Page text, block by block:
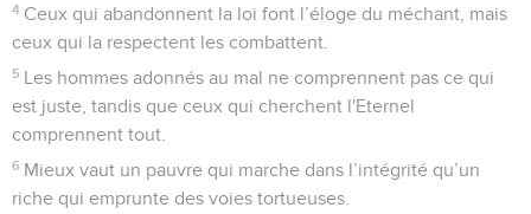
4 Ceux qui abandonnent la loi font l’éloge du méchant, mais
ceux qui la respectent les combattent.
5 Les hommes adonnés au mal ne comprennent pas ce qui
est juste, tandis que ceux qui cherchent l'Eternel
comprennent tout.
6 Mieux vaut un pauvre qui marche dans l’intégrité qu’un
riche qui emprunte des voies tortueuses.